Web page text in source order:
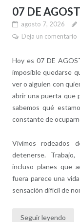
07 DE
agosto 7, 2026
Deja un comentario
Hoy es 07 DE
imposible quedarse
ver o alguien con
abrir una puerta que
sabemos qué
constante de
Vivimos rodeados
detenerse.
incluso planes que
fuera parece una
sensación difícil de
Seguir leyendo